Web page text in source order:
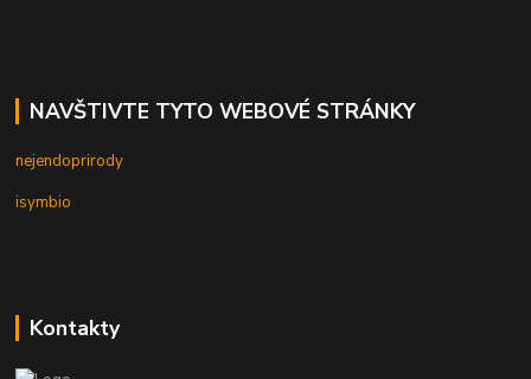
NAVŠTIVTE TYTO WEBOVÉ STRÁNKY
nejendoprirody
isymbio
Kontakty